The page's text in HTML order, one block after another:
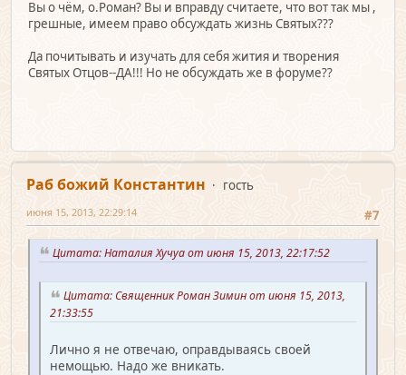
Вы о чём, о.Роман? Вы и вправду считаете, что вот так мы ,
грешные, имеем право обсуждать жизнь Святых???
Да почитывать и изучать для себя жития и творения
Святых Отцов--ДА!!! Но не обсуждать же в форуме??
Раб божий Константин
гость
#7
июня 15, 2013, 22:29:14
Цитата: Наталия Хучуа от июня 15, 2013, 22:17:52
Цитата: Священник Роман Зимин от июня 15, 2013,
21:33:55
Лично я не отвечаю, оправдываясь своей
немощью. Надо же вникать.